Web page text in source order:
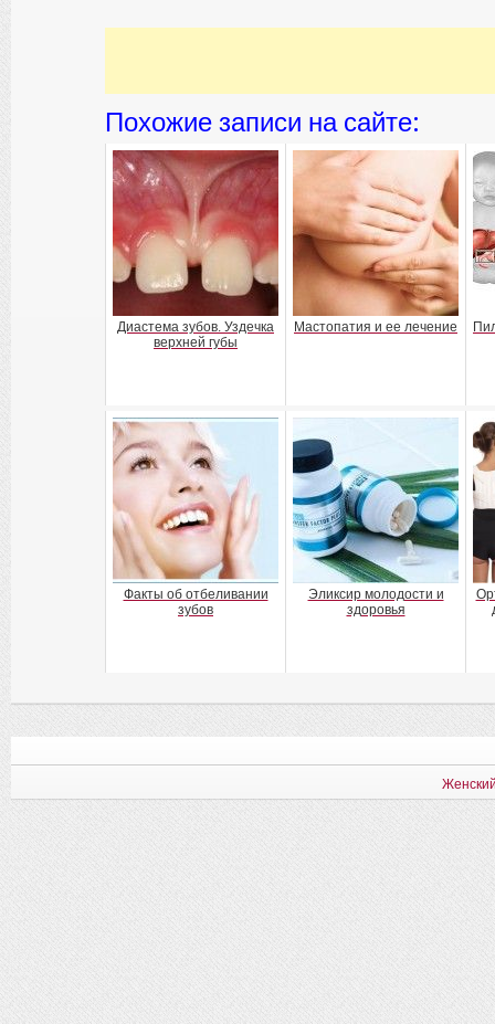
Похожие записи на сайте:
Диастема зубов. Уздечка
верхней губы
Мастопатия и ее лечение
Факты об отбеливании
зубов
Эликсир молодости и
здоровья